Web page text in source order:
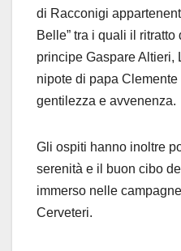
di Racconigi
Belle” tra i quali il
principe Gaspare Altieri,
nipote di papa
gentilezza e avvenenza.
Gli ospiti hanno inoltre
serenità e il buon cibo
immerso nelle
Cerveteri.